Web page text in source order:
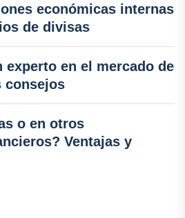
económicas internas
de divisas
experto en el mercado de
consejos
o en otros
Ventajas y